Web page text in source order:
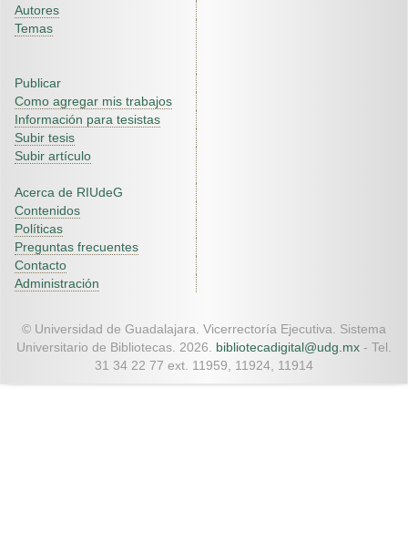
Autores
Temas
Publicar
Como agregar mis trabajos
Información para tesistas
Subir tesis
Subir artículo
Acerca de RIUdeG
Contenidos
Políticas
Preguntas frecuentes
Contacto
Administración
© Universidad de Guadalajara. Vicerrectoría Ejecutiva. Sistema
Universitario de Bibliotecas. 2026. bibliotecadigital@udg.mx - Tel.
31 34 22 77 ext. 11959, 11924, 11914